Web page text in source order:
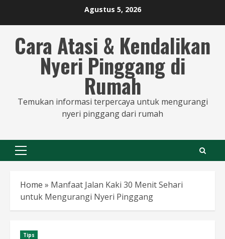
Agustus 5, 2026
Cara Atasi & Kendalikan
Nyeri Pinggang di
Rumah
Temukan informasi terpercaya untuk mengurangi
nyeri pinggang dari rumah
Primary
Home » Manfaat Jalan Kaki 30 Menit Sehari
untuk Mengurangi Nyeri Pinggang
Tips